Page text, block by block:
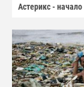
Астерикс - начало